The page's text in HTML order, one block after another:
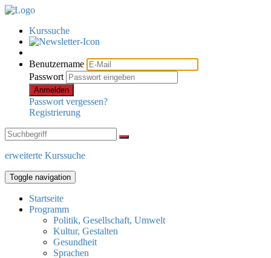
Kurssuche
Benutzername
Passwort
Anmelden
Passwort vergessen?
Registrierung
erweiterte Kurssuche
Toggle navigation
Startseite
Programm
Politik, Gesellschaft, Umwelt
Kultur, Gestalten
Gesundheit
Sprachen